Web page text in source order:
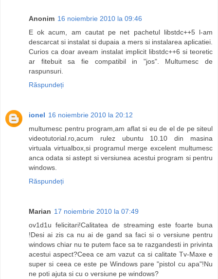
Anonim 16 noiembrie 2010 la 09:46
E ok acum, am cautat pe net pachetul libstdc++5 l-am
descarcat si instalat si dupaia a mers si instalarea aplicatiei.
Curios ca doar aveam instalat implicit libstdc++6 si teoretic
ar fitebuit sa fie compatibil in "jos". Multumesc de
raspunsuri.
Răspundeți
ionel 16 noiembrie 2010 la 20:12
multumesc pentru program,am aflat si eu de el de pe siteul
videotutorial.ro,acum rulez ubuntu 10.10 din masina
virtuala virtualbox,si programul merge excelent multumesc
anca odata si astept si versiunea acestui program si pentru
windows.
Răspundeți
Marian 17 noiembrie 2010 la 07:49
ov1d1u felicitari!Calitatea de streaming este foarte buna
!Desi ai zis ca nu ai de gand sa faci si o versiune pentru
windows chiar nu te putem face sa te razgandesti in privinta
acestui aspect?Ceea ce am vazut ca si calitate Tv-Maxe e
super si ceea ce este pe Windows pare "pistol cu apa"!Nu
ne poti ajuta si cu o versiune pe windows?